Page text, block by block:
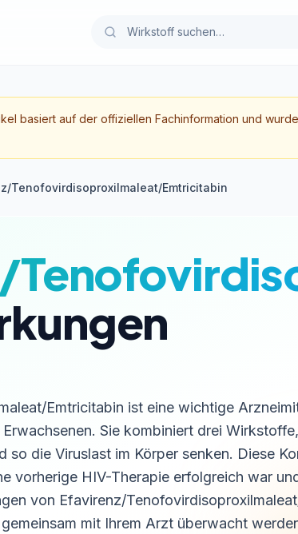
basiert auf der offiziellen Fachinformation und
Tenofovirdisoproxilmaleat/Emtricitabin
Emtricitabin ist eine wichtige
Sie kombiniert drei
so die Viruslast im Körper senken. Diese
vorherige HIV-Therapie erfolgreich war
von Efavirenz/
mit Ihrem Arzt überwacht